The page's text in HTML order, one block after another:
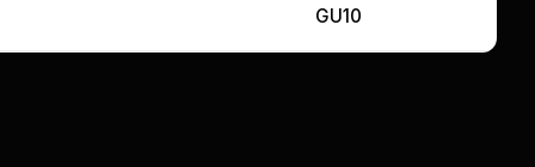
GU10